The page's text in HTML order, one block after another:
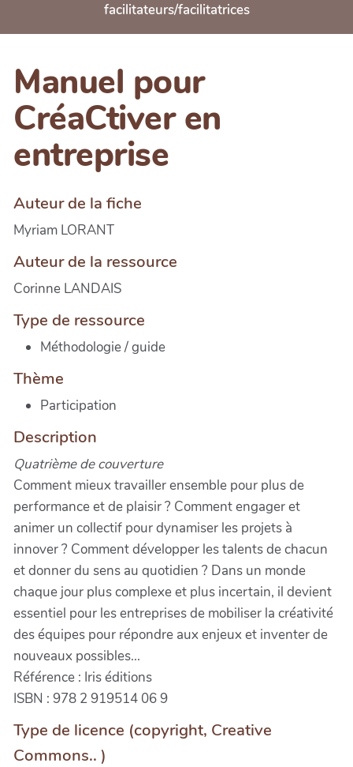
facilitateurs/facilitatrices
Manuel pour
CréaCtiver en
entreprise
Auteur de la fiche
Myriam LORANT
Auteur de la ressource
Corinne LANDAIS
Type de ressource
Méthodologie / guide
Thème
Participation
Description
Quatrième de couverture
Comment mieux travailler ensemble pour plus de
performance et de plaisir ? Comment engager et
animer un collectif pour dynamiser les projets à
innover ? Comment développer les talents de chacun
et donner du sens au quotidien ? Dans un monde
chaque jour plus complexe et plus incertain, il devient
essentiel pour les entreprises de mobiliser la créativité
des équipes pour répondre aux enjeux et inventer de
nouveaux possibles...
Référence : Iris éditions
ISBN : 978 2 919514 06 9
Type de licence (copyright, Creative
Commons.. )